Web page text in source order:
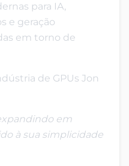
para IA,
e geração
em torno de
de GPUs Jon
em
à sua simplicidade